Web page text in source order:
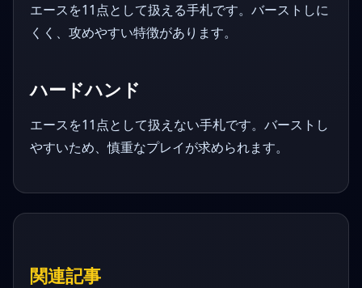
エースを11点として扱える手札です。バーストしに
くく、攻めやすい特徴があります。
ハードハンド
エースを11点として扱えない手札です。バーストし
やすいため、慎重なプレイが求められます。
関連記事